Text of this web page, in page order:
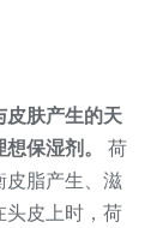
皮肤产生的天
保湿剂。
荷
皮脂产生、滋
头皮上时，荷